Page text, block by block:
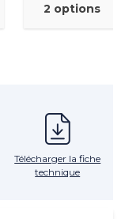
2 options
Télécharger la fiche
technique